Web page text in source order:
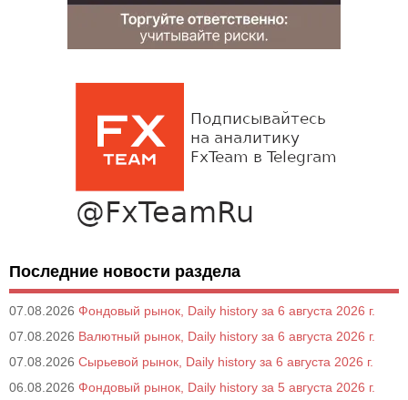
Последние новости раздела
07.08.2026 Фондовый рынок, Daily history за 6 августа 2026 г.
07.08.2026 Валютный рынок, Daily history за 6 августа 2026 г.
07.08.2026 Сырьевой рынок, Daily history за 6 августа 2026 г.
06.08.2026 Фондовый рынок, Daily history за 5 августа 2026 г.